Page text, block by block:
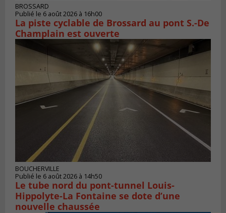
BROSSARD
Publié le 6 août 2026 à 16h00
La piste cyclable de Brossard au pont S.-De
Champlain est ouverte
BOUCHERVILLE
Publié le 6 août 2026 à 14h50
Le tube nord du pont-tunnel Louis-
Hippolyte-La Fontaine se dote d’une
nouvelle chaussée